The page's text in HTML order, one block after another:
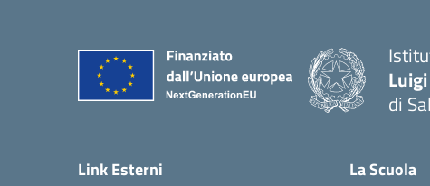
di
Link Esterni La Scuola